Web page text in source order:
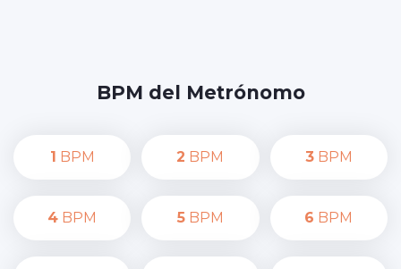
BPM del Metrónomo
1 BPM 2 BPM 3BPM
4 BPM 5BPM 6 BPM